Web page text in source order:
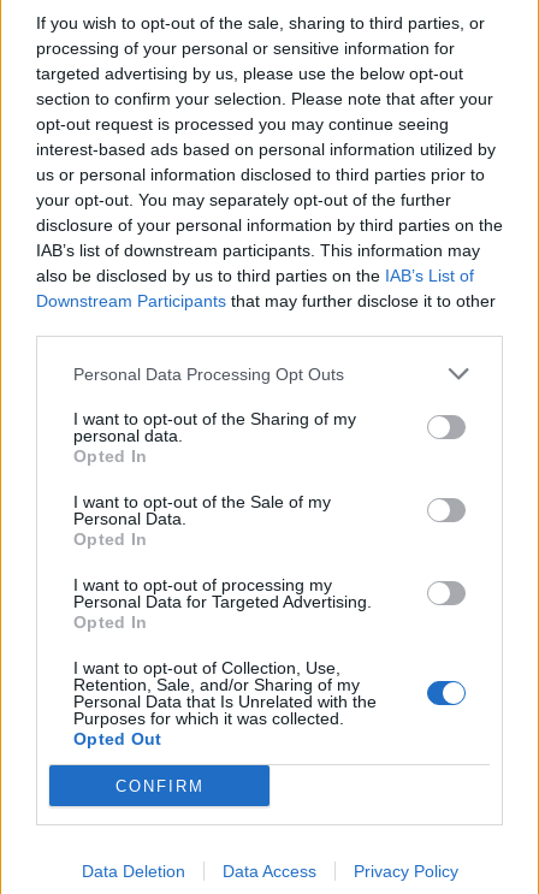
If you wish to opt-out of the sale, sharing to third parties, or
processing of your personal or sensitive information for
targeted advertising by us, please use the below opt-out
section to confirm your selection. Please note that after your
opt-out request is processed you may continue seeing
interest-based ads based on personal information utilized by
us or personal information disclosed to third parties prior to
your opt-out. You may separately opt-out of the further
disclosure of your personal information by third parties on the
IAB’s list of downstream participants. This information may
also be disclosed by us to third parties on the IAB’s List of
Downstream Participants that may further disclose it to other
Personal Data Processing Opt Outs
I want to opt-out of the Sharing of my
personal data.
Opted In
I want to opt-out of the Sale of my
Personal Data.
Opted In
I want to opt-out of processing my
Personal Data for Targeted Advertising.
Opted In
I want to opt-out of Collection, Use,
Retention, Sale, and/or Sharing of my
Personal Data that Is Unrelated with the
Purposes for which it was collected.
Opted Out
CONFIRM
Data Deletion Data Access Privacy Policy
ONLINE
EDITION
continua ad
essere
privilegiata.
L’offerta è disponibile per chi attiva una nuova SIM o Passa a
Wind da canale e- commerce wind.it sia nella modalità pick&pay
che full online.
al mese per 6 mesi.
Attenzione.Attivazione di 9€ invece di 25 € con SIM attiva per
Al termine del periodo promozionalel’ offerta resta attiva con
minuti illimitati, 500 SMS e 5 GIGA a 10 € al mese.
CONDIVIDI QUESTO ARTICOLO:
E-mail LinkedIn Facebook
X Mastodon Telegram
WhatsApp Stampa